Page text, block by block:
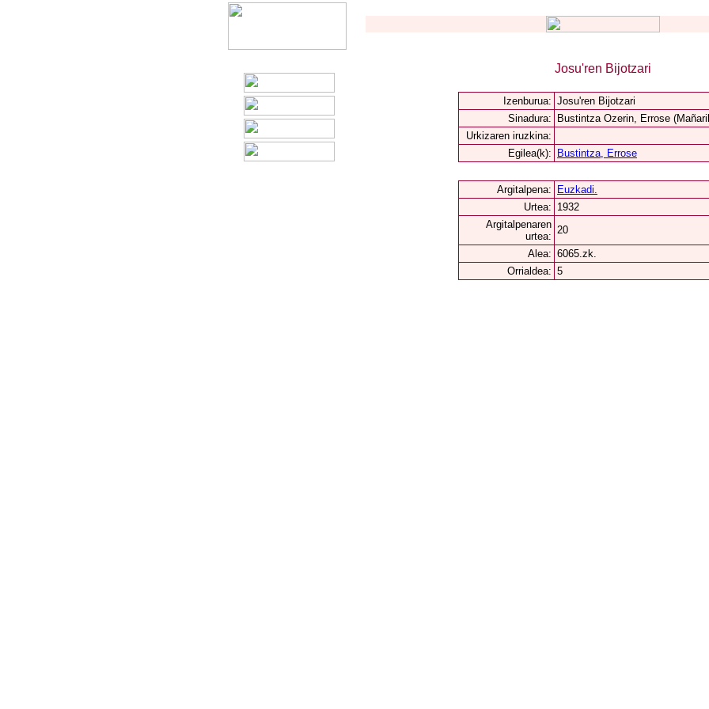
Josu'ren Bijotzari
Izenburua: Josu'ren Bijotzari
Sinadura:
Bustintza Ozerin, Errose
Urkizaren iruzkina:
Egilea(k):
Bustintza, Errose
Argitalpena:
Euzkadi.
Urtea: 1932
Argitalpenaren
urtea:
20
Alea: 6065.zk.
Orrialdea: 5